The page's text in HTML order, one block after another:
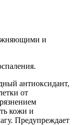
и
антиоксидант,
от
кожи и
Предупреждает